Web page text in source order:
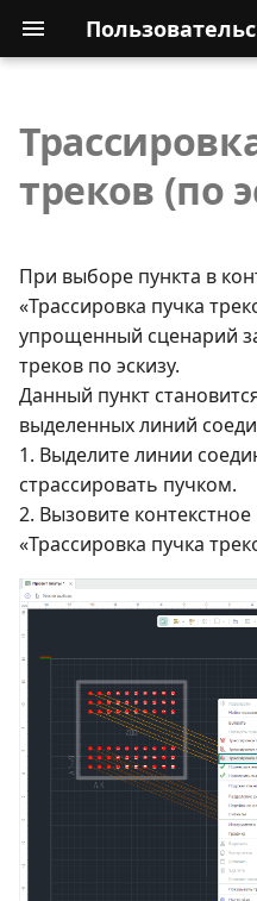
треков (по
При выборе пункта в
«Трассировка пучка
упрощенный сценарий
треков по эскизу.
Данный пункт
выделенных линий
1. Выделите линии
страссировать пучком.
2. Вызовите
«Трассировка пучка